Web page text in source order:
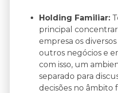
Holding Familiar:
principal
empresa os
outros negócios e
com isso, um
separado para
decisões no âmbito